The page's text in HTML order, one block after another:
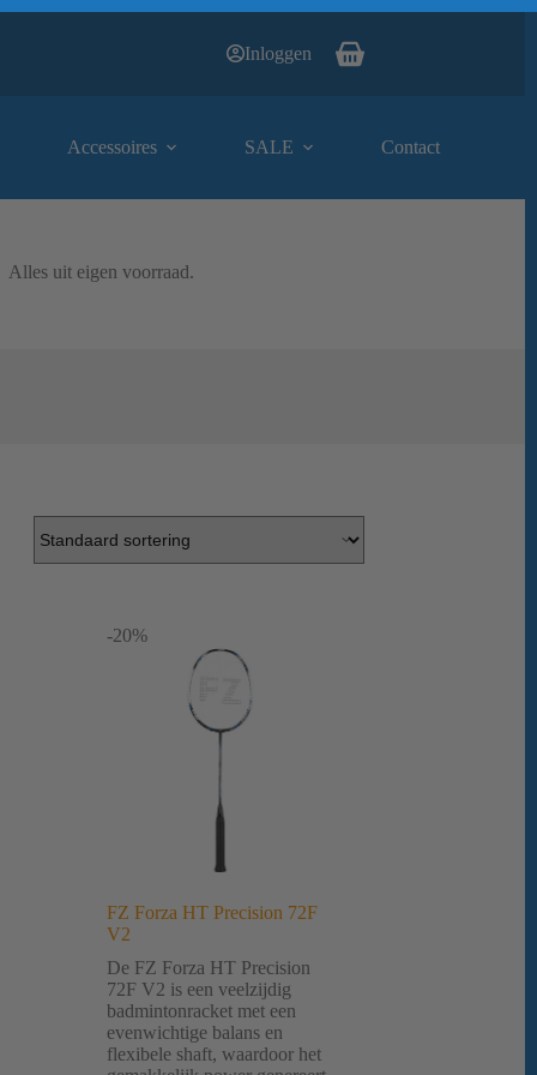
Inloggen Winkelwagen
Accessoires SALE Contact
Alles uit eigen voorraad.
-20%
FZ Forza HT Precision 72F
V2
De FZ Forza HT Precision
72F V2 is een veelzijdig
badmintonracket met een
evenwichtige balans en
flexibele shaft, waardoor het